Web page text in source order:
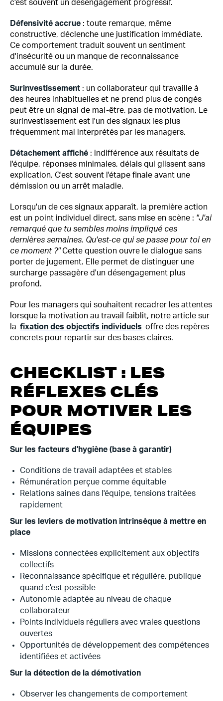
c'est souvent un désengagement progressif.
Défensivité accrue : toute remarque, même
constructive, déclenche une justification immédiate.
Ce comportement traduit souvent un sentiment
d'insécurité ou un manque de reconnaissance
accumulé sur la durée.
Surinvestissement : un collaborateur qui travaille à
des heures inhabituelles et ne prend plus de congés
peut être un signal de mal-être, pas de motivation. Le
surinvestissement est l'un des signaux les plus
fréquemment mal interprétés par les managers.
Détachement affiché : indifférence aux résultats de
l'équipe, réponses minimales, délais qui glissent sans
explication. C'est souvent l'étape finale avant une
démission ou un arrêt maladie.
Lorsqu'un de ces signaux apparaît, la première action
est un point individuel direct, sans mise en scène : "J'ai
remarqué que tu sembles moins impliqué ces
dernières semaines. Qu'est-ce qui se passe pour toi en
ce moment ?"Cette question ouvre le dialogue sans
porter de jugement. Elle permet de distinguer une
surcharge passagère d'un désengagement plus
profond.
Pour les managers qui souhaitent recadrer les attentes
lorsque la motivation au travail faiblit, notre article sur
la fixation des objectifs individuels offre des repères
concrets pour repartir sur des bases claires.
CHECKLIST : LES
RÉFLEXES CLÉS
POUR MOTIVER LES
ÉQUIPES
Sur les facteurs d'hygiène (base à garantir)
Conditions de travail adaptées et stables
Rémunération perçue comme équitable
Relations saines dans l'équipe, tensions traitées
rapidement
Sur les leviers de motivation intrinsèque à mettre en
place
Missions connectées explicitement aux objectifs
collectifs
Reconnaissance spécifique et régulière, publique
quand c'est possible
Autonomie adaptée au niveau de chaque
collaborateur
Points individuels réguliers avec vraies questions
ouvertes
Opportunités de développement des compétences
identifiées et activées
Sur la détection de la démotivation
Observer les changements de comportement